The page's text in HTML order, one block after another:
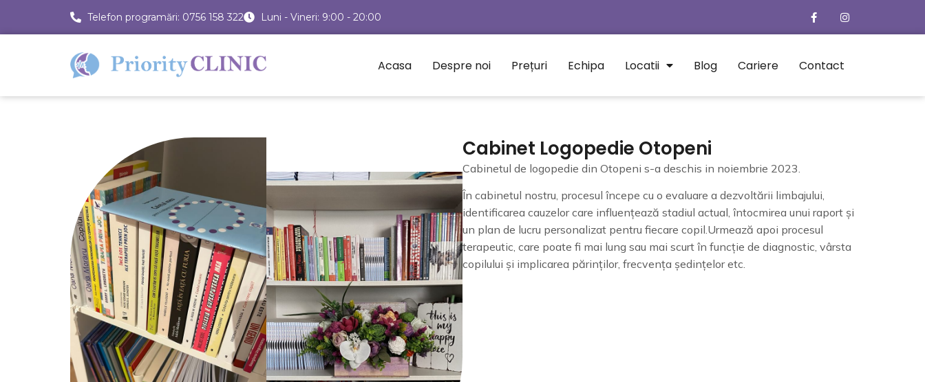
Telefon programări: 0756 158 322 Luni - Vineri: 9:00 - 20:00
Acasa Despre noi Prețuri Echipa Locatii Blog Cariere Contact
Cabinet Logopedie Otopeni
Cabinetul de logopedie din Otopeni s-a deschis in noiembrie 2023.
În cabinetul nostru, procesul începe cu o evaluare a dezvoltării limbajului,
identificarea cauzelor care influențează stadiul actual, întocmirea unui raport și
un plan de lucru personalizat pentru fiecare copil.Urmează apoi procesul
terapeutic, care poate fi mai lung sau mai scurt în funcție de diagnostic, vârsta
copilului și implicarea părinților, frecvența ședințelor etc.